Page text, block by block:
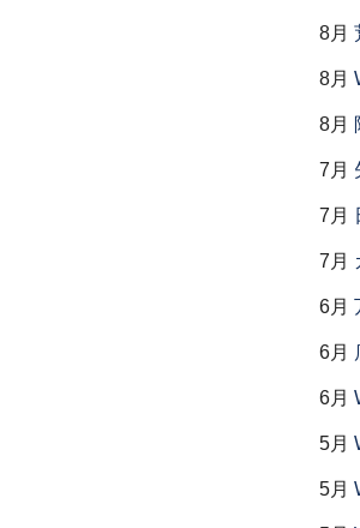
8月
8月
8月
7月
7月
7月
6月
6月
6月
5月
5月